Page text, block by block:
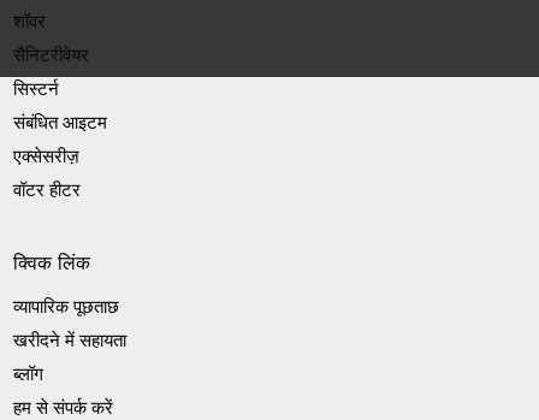
शॉवर
सैनिटरीवेयर
सिस्टर्न
संबंधित आइटम
एक्सेसरीज़
वॉटर हीटर
क्विक लिंक
व्यापारिक पूछताछ
खरीदने में सहायता
ब्लॉग
हम से संपर्क करें